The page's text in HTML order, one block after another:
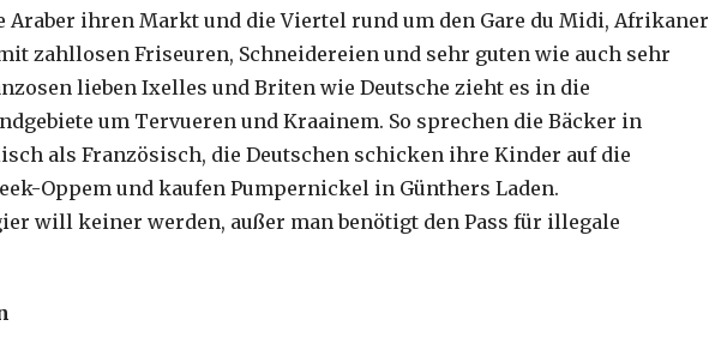
Araber ihren Markt und die Viertel rund um den Gare du Midi, Afrikaner
zahllosen Friseuren, Schneidereien und sehr guten wie auch sehr
lieben Ixelles und Briten wie Deutsche zieht es in die
um Tervueren und Kraainem. So sprechen die Bäcker in
als Französisch, die Deutschen schicken ihre Kinder auf die
Oppem und kaufen Pumpernickel in Günthers Laden.
will keiner werden, außer man benötigt den Pass für illegale